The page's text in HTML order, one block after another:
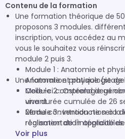
Contenu de la formation
Une formation théorique de 50h
proposons 3 modules.
inscription, vous accédez au
vous le souhaitez vous
module 2 puis 3.
Module 1 : Anatomie et
Anatomie et physiologie
Module 2 : Ostéologie
vivant
Module 3 : Introduction à la
règlementation applicables.
Une formation pratique
Celle-ci comprend deux
une durée cumulée de 26
2ème convention ne sera
réalisation de l'intégralité
Voir plus